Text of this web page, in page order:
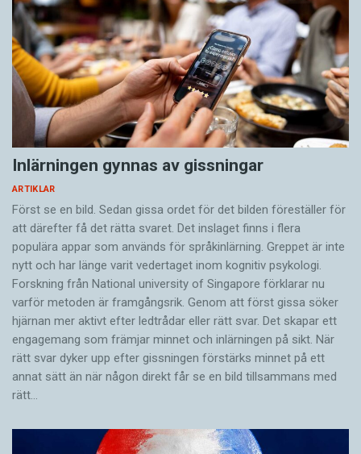
Inlärningen gynnas av gissningar
ARTIKLAR
Först se en bild. Sedan gissa ordet för det bilden föreställer för
att därefter få det rätta svaret. Det inslaget finns i flera
populära appar som används för språkinlärning. Greppet är inte
nytt och har länge varit vedertaget inom kognitiv psykologi.
Forskning från National university of Singa­pore förklarar nu
varför metoden är framgångsrik. Genom att först gissa ­söker
hjärnan mer aktivt ­efter ledtrådar eller rätt svar. Det skapar ett
engagemang som främjar minnet och inlärningen på sikt. När
rätt svar dyker upp efter gissningen förstärks minnet på ett
annat sätt än när någon direkt får se en bild tillsammans med
rätt…